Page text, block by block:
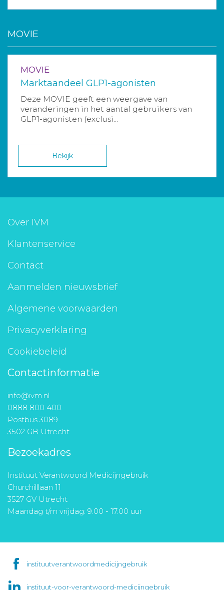
MOVIE
MOVIE
Marktaandeel GLP1-agonisten
Deze MOVIE geeft een weergave van
veranderingen in het aantal gebruikers van
GLP1-agonisten (exclusi...
Bekijk
Over IVM
Klantenservice
Contact
Aanmelden nieuwsbrief
Algemene voorwaarden
Privacyverklaring
Cookiebeleid
Contactinformatie
info@ivm.nl
0888 800 400
Postbus 3089
3502 GB Utrecht
Bezoekadres
Instituut Verantwoord Medicijngebruik
Churchilllaan 11
3527 GV Utrecht
Maandag t/m vrijdag: 9.00 - 17.00 uur
instituutverantwoordmedicijngebruik
instituut-voor-verantwoord-medicijngebruik